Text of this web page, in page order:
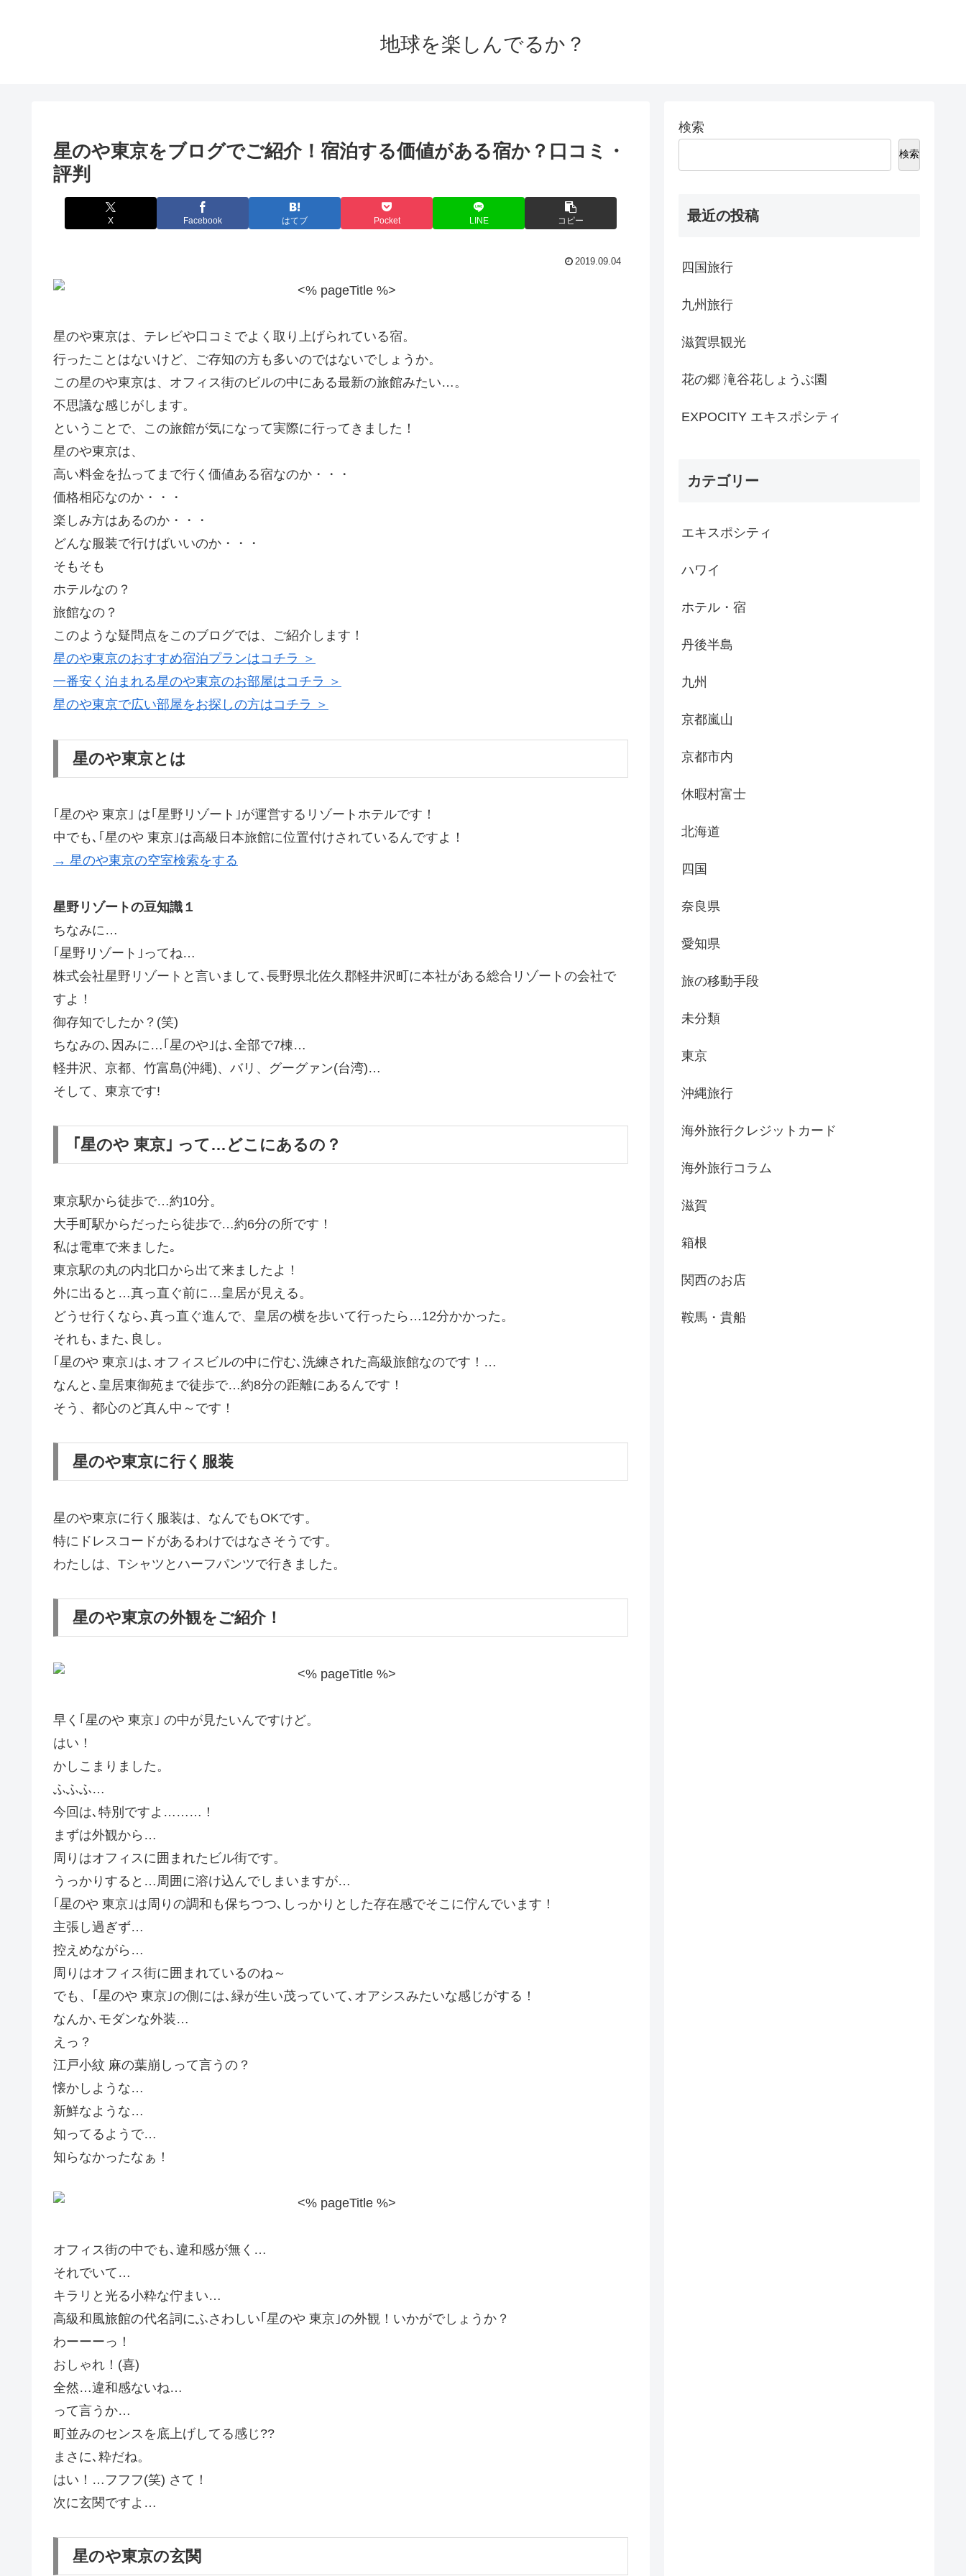
地球を楽しんでるか？
星のや東京をブログでご紹介！宿泊する価値がある宿か？口コミ・
評判
X Facebook はてブ Pocket LINE コピー
2019.09.04
星のや東京は、テレビや口コミでよく取り上げられている宿。
行ったことはないけど、ご存知の方も多いのではないでしょうか。
この星のや東京は、オフィス街のビルの中にある最新の旅館みたい…。
不思議な感じがします。
ということで、この旅館が気になって実際に行ってきました！
星のや東京は、
高い料金を払ってまで行く価値ある宿なのか・・・
価格相応なのか・・・
楽しみ方はあるのか・・・
どんな服装で行けばいいのか・・・
そもそも
ホテルなの？
旅館なの？
このような疑問点をこのブログでは、ご紹介します！
星のや東京のおすすめ宿泊プランはコチラ ＞
一番安く泊まれる星のや東京のお部屋はコチラ ＞
星のや東京で広い部屋をお探しの方はコチラ ＞
星のや東京とは
｢星のや 東京｣ は｢星野リゾート｣が運営するリゾートホテルです！
中でも､｢星のや 東京｣は高級日本旅館に位置付けされているんですよ！
→ 星のや東京の空室検索をする
星野リゾートの豆知識１
ちなみに…
｢星野リゾート｣ってね…
株式会社星野リゾートと言いまして､長野県北佐久郡軽井沢町に本社がある総合リゾートの会社で
すよ！
御存知でしたか？(笑)
ちなみの､因みに…｢星のや｣は､全部で7棟…
軽井沢、京都、竹富島(沖縄)、バリ、グーグァン(台湾)…
そして、東京です!
｢星のや 東京｣ って…どこにあるの？
東京駅から徒歩で…約10分。
大手町駅からだったら徒歩で…約6分の所です！
私は電車で来ました｡
東京駅の丸の内北口から出て来ましたよ！
外に出ると…真っ直ぐ前に…皇居が見える。
どうせ行くなら､真っ直ぐ進んで、皇居の横を歩いて行ったら…12分かかった。
それも､また､良し。
｢星のや 東京｣は､オフィスビルの中に佇む､洗練された高級旅館なのです！…
なんと､皇居東御苑まで徒歩で…約8分の距離にあるんです！
そう、都心のど真ん中～です！
星のや東京に行く服装
星のや東京に行く服装は、なんでもOKです。
特にドレスコードがあるわけではなさそうです。
わたしは、Tシャツとハーフパンツで行きました。
星のや東京の外観をご紹介！
早く｢星のや 東京｣ の中が見たいんですけど。
はい！
かしこまりました。
ふふふ…
今回は､特別ですよ………！
まずは外観から…
周りはオフィスに囲まれたビル街です。
うっかりすると…周囲に溶け込んでしまいますが…
｢星のや 東京｣は周りの調和も保ちつつ､しっかりとした存在感でそこに佇んでいます！
主張し過ぎず…
控えめながら…
周りはオフィス街に囲まれているのね～
でも、｢星のや 東京｣の側には､緑が生い茂っていて､オアシスみたいな感じがする！
なんか､モダンな外装…
えっ？
江戸小紋 麻の葉崩しって言うの？
懐かしような…
新鮮なような…
知ってるようで…
知らなかったなぁ！
オフィス街の中でも､違和感が無く…
それでいて…
キラリと光る小粋な佇まい…
高級和風旅館の代名詞にふさわしい｢星のや 東京｣の外観！いかがでしょうか？
わーーーっ！
おしゃれ！(喜)
全然…違和感ないね…
って言うか…
町並みのセンスを底上げしてる感じ??
まさに､粋だね。
はい！…フフフ(笑) さて！
次に玄関ですよ…
星のや東京の玄関
検索
検索
最近の投稿
四国旅行
九州旅行
滋賀県観光
花の郷 滝谷花しょうぶ園
EXPOCITY エキスポシティ
カテゴリー
エキスポシティ
ハワイ
ホテル・宿
丹後半島
九州
京都嵐山
京都市内
休暇村富士
北海道
四国
奈良県
愛知県
旅の移動手段
未分類
東京
沖縄旅行
海外旅行クレジットカード
海外旅行コラム
滋賀
箱根
関西のお店
鞍馬・貴船